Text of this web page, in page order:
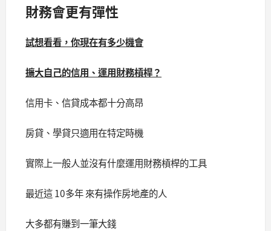
財務會更有彈性
試想看看，你現在有多少機會
擴大自己的信用、運用財務槓桿？
信用卡、信貸成本都十分高昂
房貸、學貸只適用在特定時機
實際上一般人並沒有什麼運用財務槓桿的工具
最近這 10多年 來有操作房地產的人
大多都有賺到一筆大錢